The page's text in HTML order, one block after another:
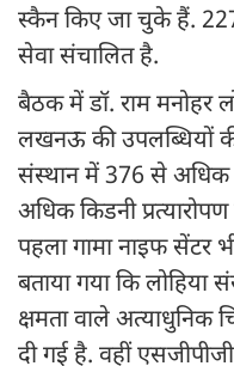
स्कैन किए जा चुके हैं.
सेवा संचालित है.
बैठक में डॉ. राम मनोहर
लखनऊ की उपलब्धियों
संस्थान में 376 से अधिक
अधिक किडनी
पहला गामा नाइफ सेंटर
बताया गया कि
क्षमता वाले अत्याधुनिक
दी गई है. वहीं